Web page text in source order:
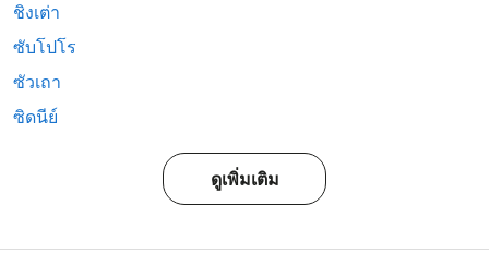
ชิงเต่า
ซับโปโร
ซัวเถา
ซิดนีย์
ดูเพิ่มเติม